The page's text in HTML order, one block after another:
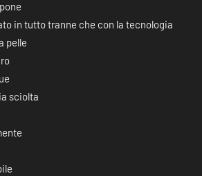
in tutto tranne che con la tecnologia
pelle
sciolta